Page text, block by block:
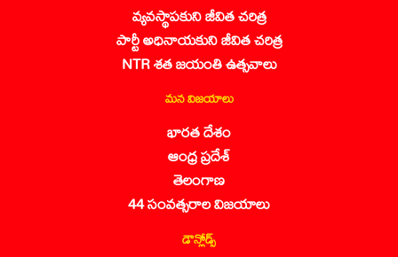
వ్యవస్థాపకుని జీవిత చరిత్ర
పార్టీ అధినాయకుని జీవిత చరిత్ర
NTR శత జయంతి ఉత్సవాలు
మన విజయాలు
భారత దేశం
ఆంధ్ర ప్రదేశ్
తెలంగాణ
44 సంవత్సరాల విజయాలు
డౌన్లోడ్స్